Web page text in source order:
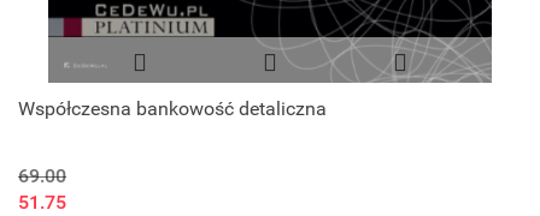
Współczesna bankowość detaliczna
69.00
51.75